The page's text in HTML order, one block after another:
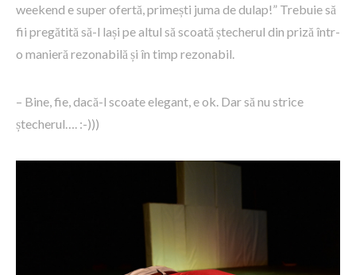
weekend e super ofertă, primești juma de dulap!” Trebuie să
fii pregătită să-l lași pe altul să scoată ștecherul din priză într-
o manieră rezonabilă și în timp rezonabil.
– Bine, fie, dacă-l scoate elegant, e ok. Dar să nu strice
ștecherul…. :-)))